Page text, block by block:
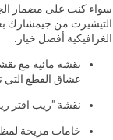
سواء كنت على مضمار
التيشيرت من جيمشارك
الغرافيكية أفضل خيار.
نقشة مائية مع
عشاق القطع التي
نقشة "ريب افتر
خامات مريحة